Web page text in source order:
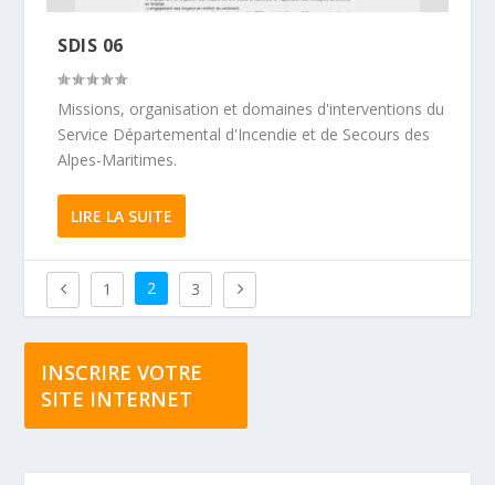
SDIS 06
Missions, organisation et domaines d'interventions du
Service Départemental d'Incendie et de Secours des
Alpes-Maritimes.
LIRE LA SUITE
1 2 3
INSCRIRE VOTRE
SITE INTERNET